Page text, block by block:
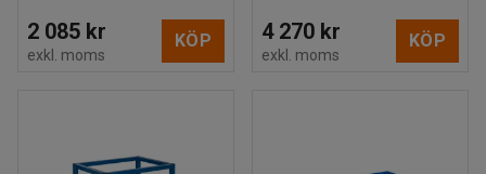
2 085 kr
exkl. moms
KÖP 4 270 kr
exkl. moms
KÖP